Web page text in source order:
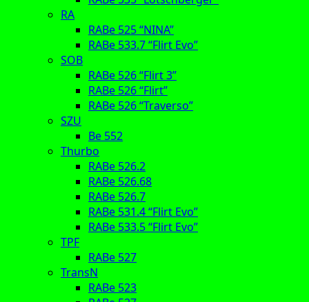
RA
RABe 525 “NINA”
RABe 533.7 “Flirt Evo”
SOB
RABe 526 “Flirt 3”
RABe 526 “Flirt”
RABe 526 “Traverso”
SZU
Be 552
Thurbo
RABe 526.2
RABe 526.68
RABe 526.7
RABe 531.4 “Flirt Evo”
RABe 533.5 “Flirt Evo”
TPF
RABe 527
TransN
RABe 523